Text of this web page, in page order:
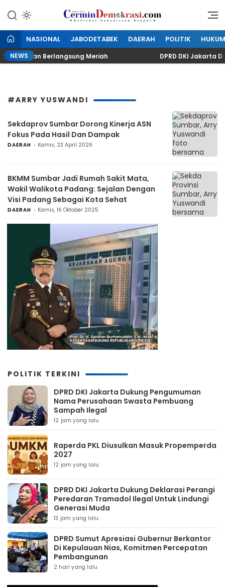
konten
CerminDemokrasi.com
Refleksi Kedaulatan Rakyat
NASIONAL JABODETABEK DAERAH POLITIK HUKUM
NEWS Berlangsung Meriah DPRD DKI Jakarta
#ARRY YUSWANDI
Sekdaprov Sumbar Dorong Kinerja ASN
Fokus Pada Hasil Dan Dampak
DAERAH Kamis, 23 April 2026
BKMM Sumbar Jadi Rumah Sakit Mata,
Wakil Walikota Padang: Sejalan Dengan
Visi Padang Sebagai Kota Sehat
DAERAH Kamis, 16 Oktober 2025
POLITIK TERKINI
DPRD DKI Jakarta Dukung Pengumuman
Nama Perusahaan Swasta Pembuang
Sampah Ilegal
12 jam yang lalu
Raperda PKL Diusulkan Masuk Propemperda
2027
12 jam yang lalu
DPRD DKI Jakarta Dukung Deklarasi Perangi
Peredaran Tramadol Ilegal Untuk Lindungi
Generasi Muda
13 jam yang lalu
DPRD Sumut Apresiasi Gubernur Berkantor
Di Kepulauan Nias, Komitmen Percepatan
Pembangunan
2 hari yang lalu